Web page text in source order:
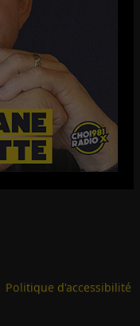
Politique d'accessibilité